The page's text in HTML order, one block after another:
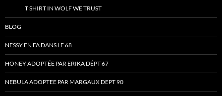
T SHIRT IN WOLF WE TRUST
BLOG
NESSY EN FA DANS LE 68
HONEY ADOPTÉE PAR ERIKA DÉPT 67
NEBULA ADOPTEE PAR MARGAUX DEPT 90